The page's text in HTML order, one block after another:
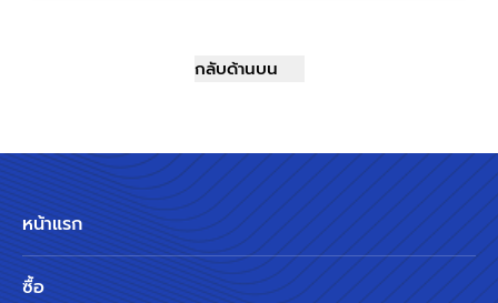
กลับด้านบน
หน้าแรก
ซื้อ